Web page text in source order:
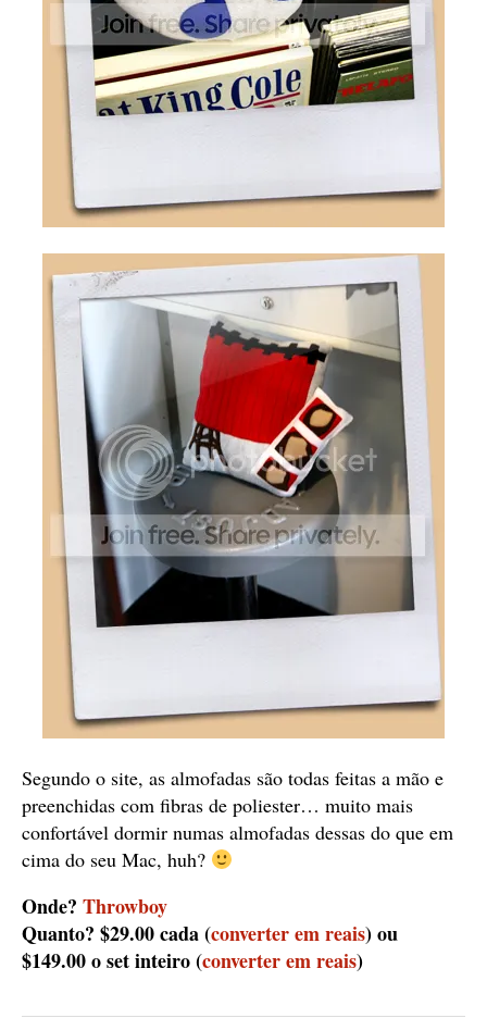
Segundo o site, as almofadas são todas feitas a mão e
preenchidas com fibras de poliester… muito mais
confortável dormir numas almofadas dessas do que em
cima do seu Mac, huh?
Onde? Throwboy
Quanto? $29.00 cada(converter em reais)ou
$149.00 o set inteiro (converter em reais)